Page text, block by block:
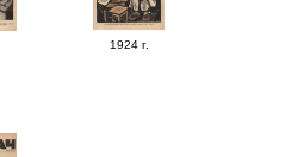
1924 г.